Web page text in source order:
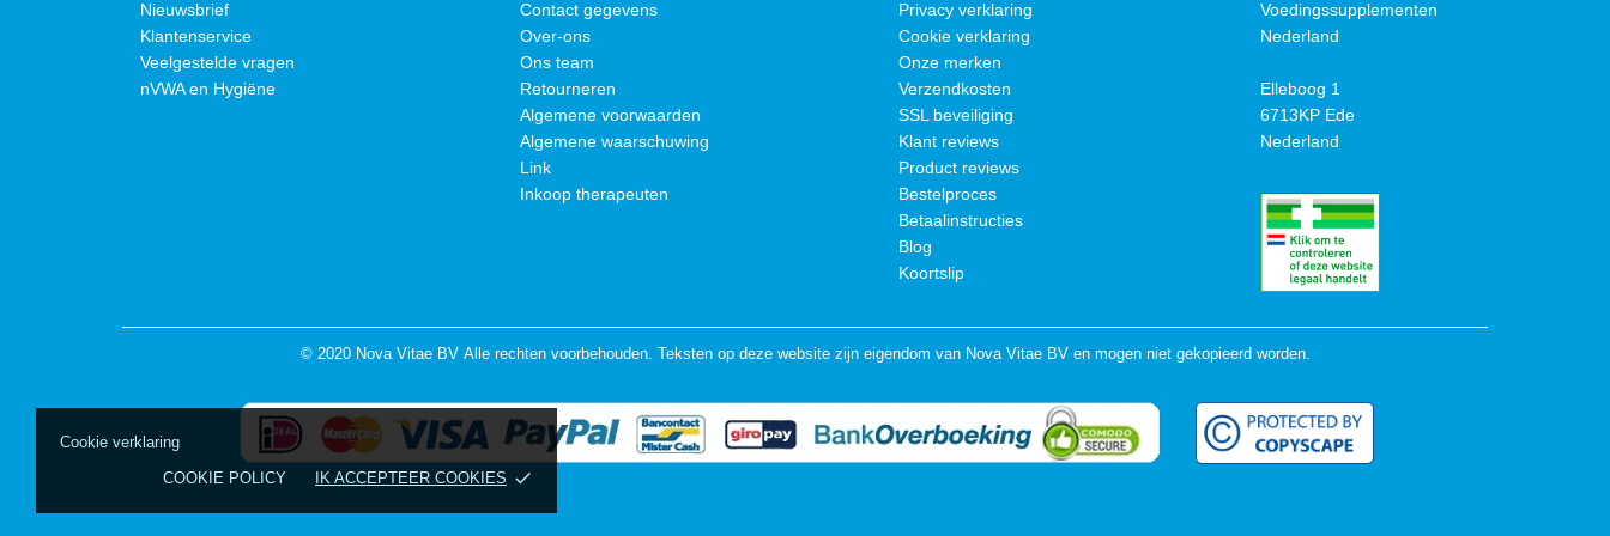
Cookie verklaring
COOKIE POLICY
IK ACCEPTEER COOKIES done
Nieuwsbrief
Klantenservice
Veelgestelde vragen
nVWA en Hygiëne
Contact gegevens
Over-ons
Ons team
Retourneren
Algemene voorwaarden
Algemene waarschuwing
Link
Inkoop therapeuten
Privacy verklaring
Cookie verklaring
Onze merken
Verzendkosten
SSL beveiliging
Klant reviews
Product reviews
Bestelproces
Betaalinstructies
Blog
Koortslip
Voedingssupplementen
Nederland
Elleboog 1
6713KP Ede
Nederland
© 2020 Nova Vitae BV Alle rechten voorbehouden. Teksten op deze website zijn eigendom van Nova Vitae BV en mogen niet gekopieerd worden.